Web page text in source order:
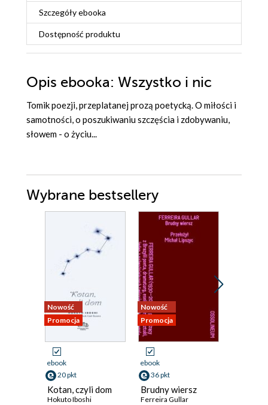
Szczegółyebooka
Dostępność produktu
Opis ebooka: Wszystko i nic
Tomik poezji, przeplatanej prozą poetycką. O miłości i
samotności, o poszukiwaniu szczęścia i zdobywaniu,
słowem - o życiu...
Wybrane bestsellery
Nowość
Promocja
ebook
20 pkt
Kotan, czyli dom
Hokuto Iboshi
Nowość
Promocja
ebook
36 pkt
Brudny wiersz
Ferreira Gullar